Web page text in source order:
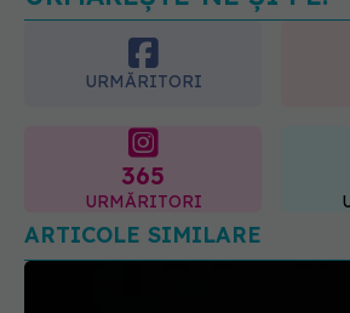
05.08.2026, 21:23
URMĂRITORI
URMĂRITORI
ARTICOLE SIMILARE